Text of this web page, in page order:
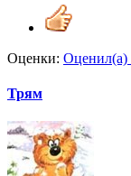
Оценки: Оценил(а)
Трям